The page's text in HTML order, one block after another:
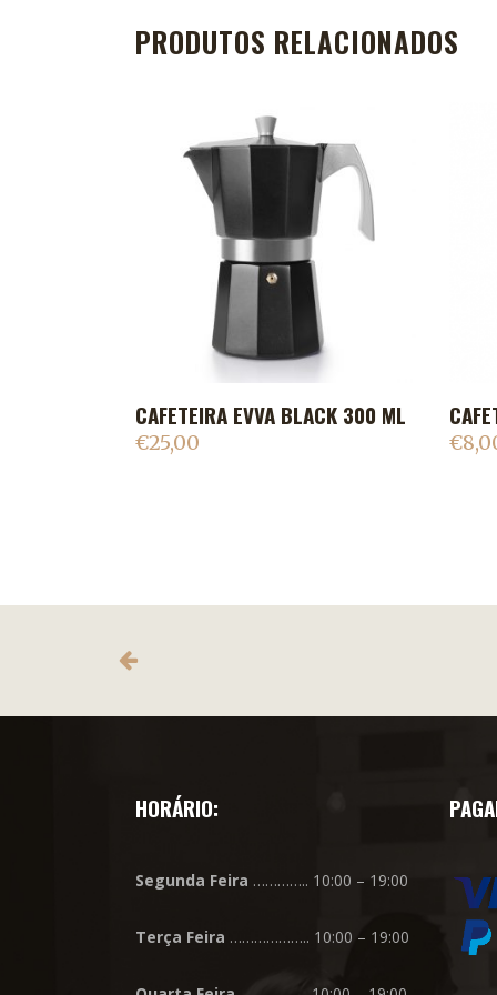
PRODUTOS RELACIONADOS
ADICIONAR AO CARRINHO
CAFETEIRA EVVA BLACK 300 ML
€25,00 €
HORÁRIO:
Segunda Feira ………….. 10:00 – 19:00
Terça Feira ……………….. 10:00 – 19:00